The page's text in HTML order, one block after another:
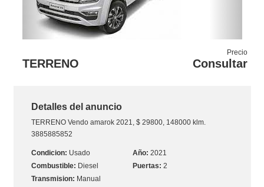
TERRENO
Precio
Consultar
Detalles del anuncio
TERRENOVendo amarok 2021, $ 29800, 148000 klm.
3885885852
Usado
2021
Diesel
2
Manual